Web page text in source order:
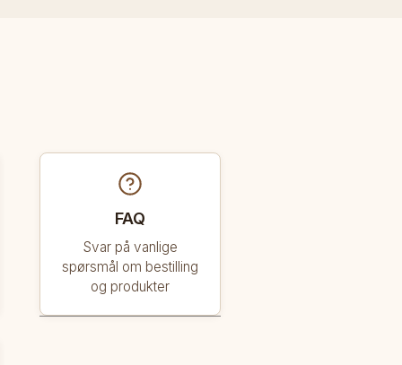
FAQ
Svar på vanlige
spørsmål om bestilling
og produkter